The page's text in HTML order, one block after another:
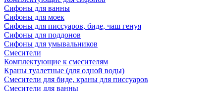
Сифоны для ванны
Сифоны для моек
Сифоны для писсуаров, биде, чаш генуя
Сифоны для поддонов
Сифоны для умывальников
Смесители
Комплектующие к смесителям
Краны туалетные (для одной воды)
Смесители для биде, краны для писсуаров
Смесители для ванны